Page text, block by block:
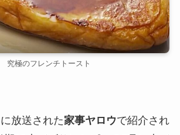
究極のフレンチトースト
放送された家事ヤロウで紹介され